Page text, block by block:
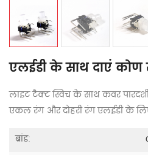
एलईडी के साथ दाएं कोण
लाइट टैक्ट स्विच के साथ कवर
एकल रंग और दोहरी रंग एलईडी के
ब्रांड: